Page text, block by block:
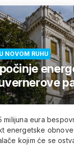
NOVOM RUHU
milijuna eura
energetske obnove
kojim će se